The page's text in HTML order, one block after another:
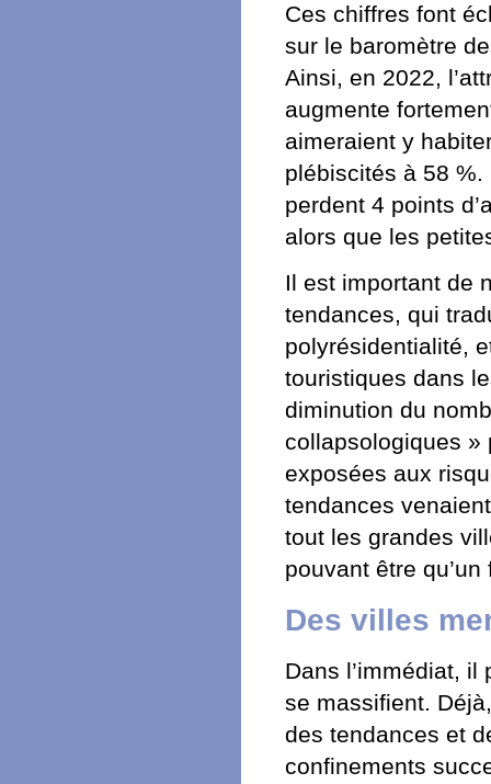
Ces chiffres font
sur le baromètre
Ainsi, en 2022,
augmente
aimeraient y
plébiscités à 58
perdent 4 points
alors que les
Il est important de
tendances, qui
polyrésidentialité,
touristiques dans
diminution du
collapsologiques »
exposées aux
tendances
tout les grandes
pouvant être
Des villes
Dans l’immédiat,
se massifient.
des tendances et
confinements